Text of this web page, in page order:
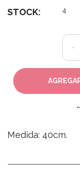
STOCK: 4
-
Medida: 40cm.